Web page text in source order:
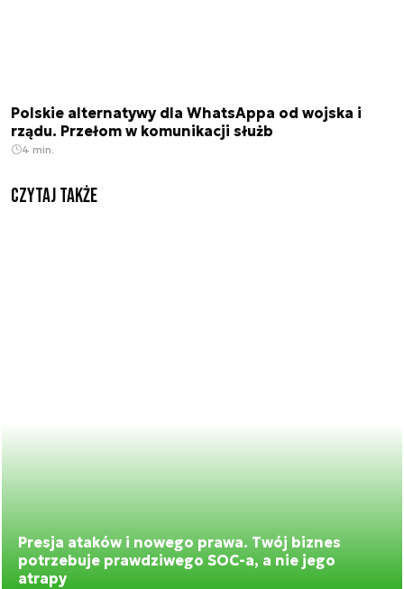
Polskie alternatywy dla WhatsAppa od wojska i
rządu. Przełom w komunikacji służb
4 min.
Czytaj także
Presja ataków i nowego prawa. Twój biznes
potrzebuje prawdziwego SOC-a, a nie jego
atrapy